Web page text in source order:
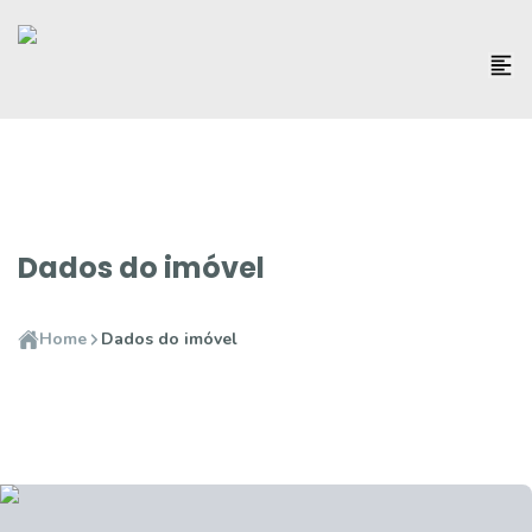
Dados do imóvel
Home Dados do imóvel